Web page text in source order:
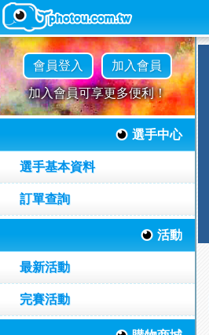
會員登入 加入會員
加入會員可享更多便利！
選手中心
選手基本資料
訂單查詢
活動
最新活動
完賽活動